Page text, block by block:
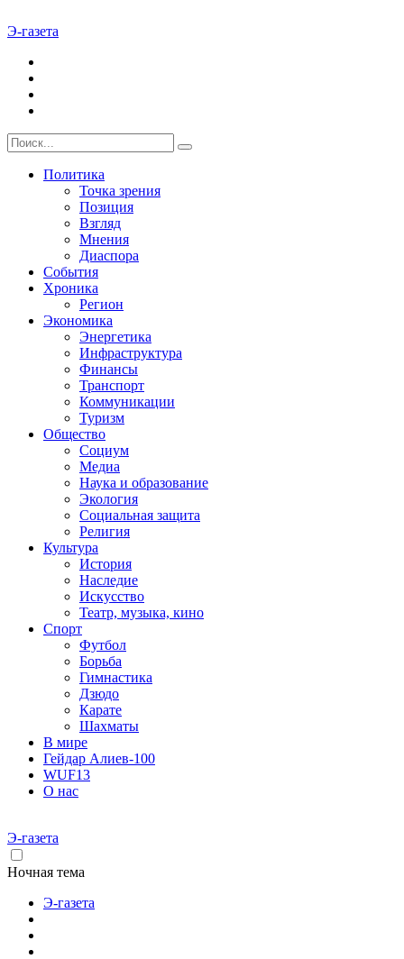
Э-газета
Политика
Точка зрения
Позиция
Взгляд
Мнения
Диаспора
События
Хроника
Регион
Экономика
Энергетика
Инфраструктура
Финансы
Транспорт
Коммуникации
Туризм
Общество
Социум
Медиа
Наука и образование
Экология
Социальная защита
Религия
Культура
История
Наследие
Искусство
Театр, музыка, кино
Спорт
Футбол
Борьба
Гимнастика
Дзюдо
Карате
Шахматы
В мире
Гейдар Алиев-100
WUF13
О нас
Э-газета
Ночная тема
Э-газета